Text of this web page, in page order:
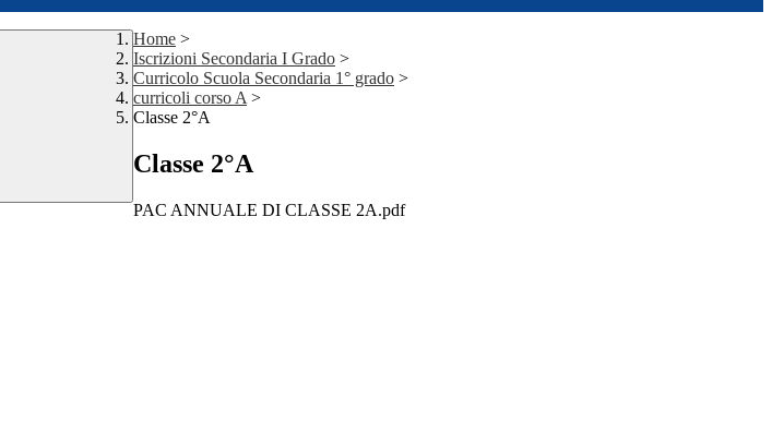
Home >
Iscrizioni Secondaria I Grado >
Curricolo Scuola Secondaria 1° grado >
curricoli corso A >
Classe 2°A
Classe 2°A
PAC ANNUALE DI CLASSE 2A.pdf